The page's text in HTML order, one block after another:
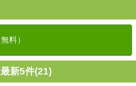
料）
新5件(21)